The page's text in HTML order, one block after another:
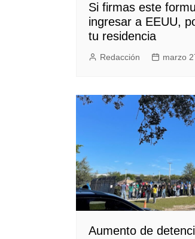
Si firmas este
ingresar a EEUU,
tu residencia
Redacción marzo
Aumento de